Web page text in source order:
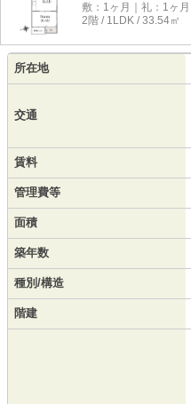
敷：1ヶ月｜礼：1ヶ月
2階 / 1LDK / 33.54㎡
所在地
交通
賃料
管理費等
面積
築年数
種別/構造
階建